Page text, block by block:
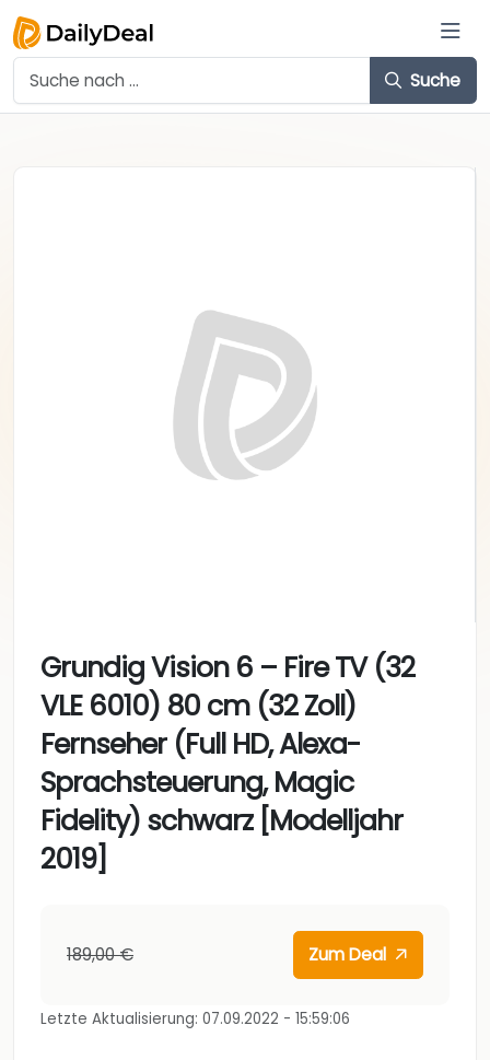
Suche
Grundig Vision 6 – Fire TV (32
VLE 6010) 80 cm (32 Zoll)
Fernseher (Full HD, Alexa-
Sprachsteuerung, Magic
Fidelity) schwarz [Modelljahr
2019]
189,00 € Zum Deal
Letzte Aktualisierung: 07.09.2022 - 15:59:06